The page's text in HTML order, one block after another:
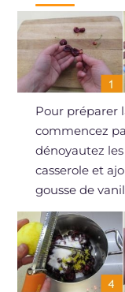
Pour préparer
commencez
dénoyautez les
casserole et
gousse de